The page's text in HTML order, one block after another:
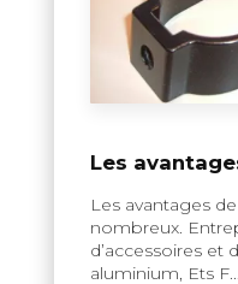
Les
Les avantages
nombreux.
d’accessoires et
aluminium, Ets